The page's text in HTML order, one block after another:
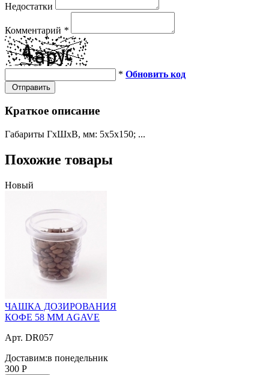
Недостатки
Комментарий *
* Обновить код
Отправить
Краткое описание
Габариты ГхШхВ, мм: 5х5х150; ...
Похожие товары
Новый
ЧАШКА ДОЗИРОВАНИЯ
КОФЕ 58 ММ AGAVE
Арт. DR057
Доставим:в понедельник
300 Р